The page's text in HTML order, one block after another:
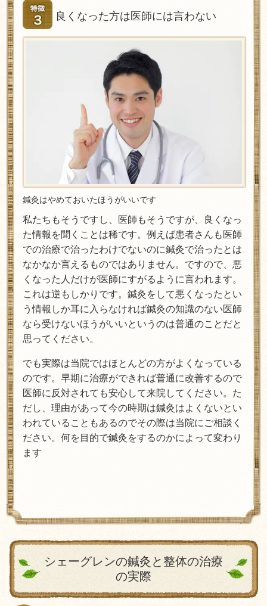
良くなった方は医師には言わない
鍼灸はやめておいたほうがいいです
私たちもそうですし、医師もそうですが、良くなっ
た情報を聞くことは稀です。例えば患者さんも医師
での治療で治ったわけでないのに鍼灸で治ったとは
なかなか言えるものではありません。ですので、悪
くなった人だけが医師にすがるように言われます。
これは逆もしかりです。鍼灸をして悪くなったとい
う情報しか耳に入らなければ鍼灸の知識のない医師
なら受けないほうがいいというのは普通のことだと
思ってください。
でも実際は当院ではほとんどの方がよくなっている
のです。早期に治療ができれば普通に改善するので
医師に反対されても安心して来院してください。た
だし、理由があって今の時期は鍼灸はよくないとい
われていることもあるのでその際は当院にご相談く
ださい。何を目的で鍼灸をするのかによって変わり
ます
シェーグレンの鍼灸と整体の治療
の実際